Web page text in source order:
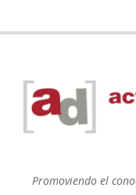
Promoviendo el